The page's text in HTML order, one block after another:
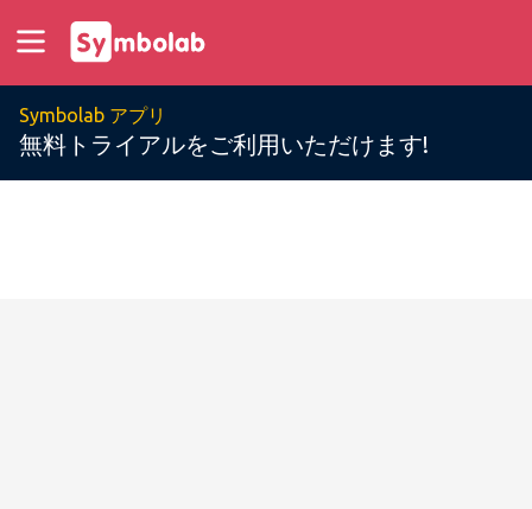
Symbolab アプリ
無料トライアルをご利用いただけます!